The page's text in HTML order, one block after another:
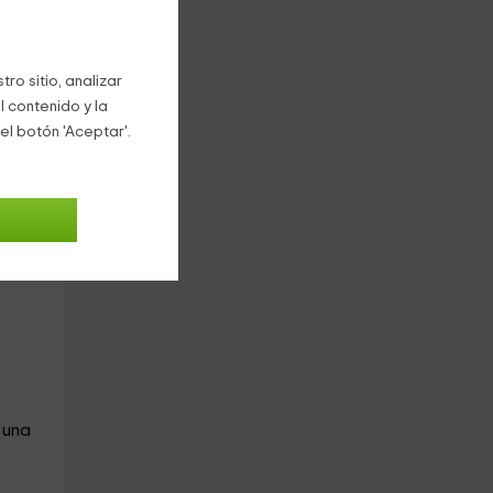
sitio, analizar
contenido y la
botón 'Aceptar'.